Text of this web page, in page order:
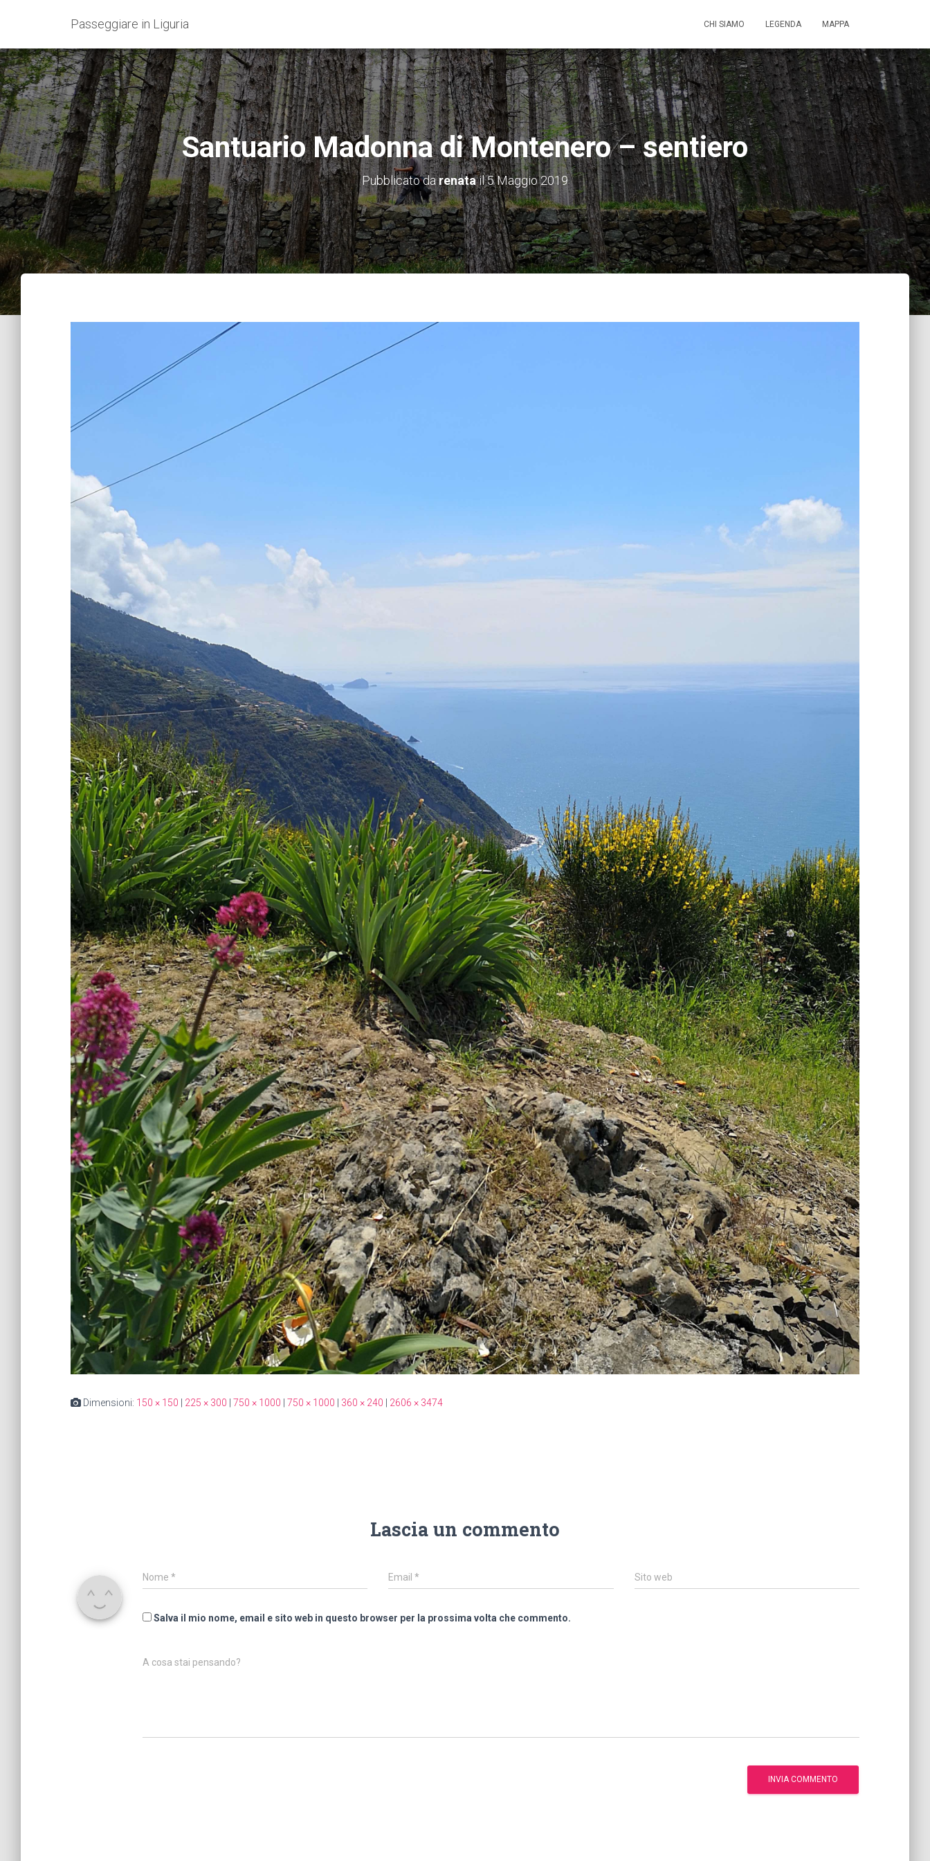
Passeggiare in Liguria CHI SIAMO LEGENDA MAPPA
Santuario Madonna di Montenero – sentiero
Pubblicato darenatail5 Maggio 2019
Dimensioni: 150 × 150 225 × 300 750 × 1000 750 × 1000 360 × 240 2606 × 3474
Lascia un commento
Nome * Email* Sito web
Salva il mio nome, email e sito web in questo browser per la prossima volta che commento.
A cosa stai pensando?